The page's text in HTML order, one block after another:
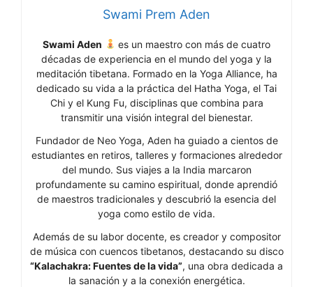
Swami Prem Aden
Swami Aden
es un maestro con más de cuatro
décadas de experiencia en el mundo del yoga y la
meditación tibetana. Formado en la Yoga Alliance, ha
dedicado su vida a la práctica del Hatha Yoga, el Tai
Chi y el Kung Fu, disciplinas que combina para
transmitir una visión integral del bienestar.
Fundador de Neo Yoga, Aden ha guiado a cientos de
estudiantes en retiros, talleres y formaciones alrededor
del mundo. Sus viajes a la India marcaron
profundamente su camino espiritual, donde aprendió
de maestros tradicionales y descubrió la esencia del
yoga como estilo de vida.
Además de su labor docente, es creador y compositor
de música con cuencos tibetanos, destacando su disco
“Kalachakra: Fuentes de la vida”, una obra dedicada a
la sanación y a la conexión energética.